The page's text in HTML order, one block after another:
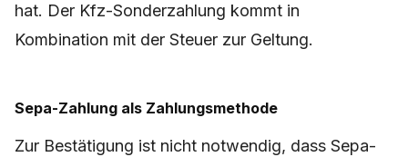
hat. Der Kfz-Sonderzahlung kommt in
Kombination mit der Steuer zur Geltung.
Sepa-Zahlung als Zahlungsmethode
Zur Bestätigung ist nicht notwendig, dass Sepa-